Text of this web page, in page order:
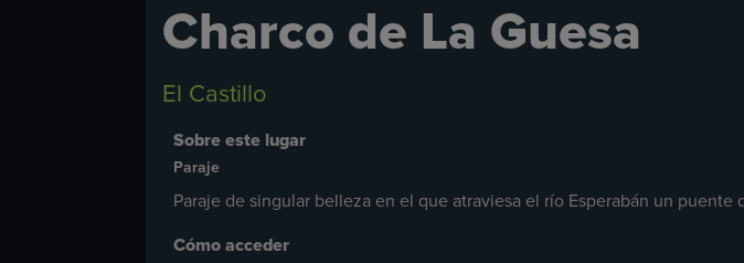
Charco de La Guesa
El Castillo
Sobre este lugar
Paraje
Paraje de singular belleza en el que atraviesa el río Esperabán un
Cómo acceder